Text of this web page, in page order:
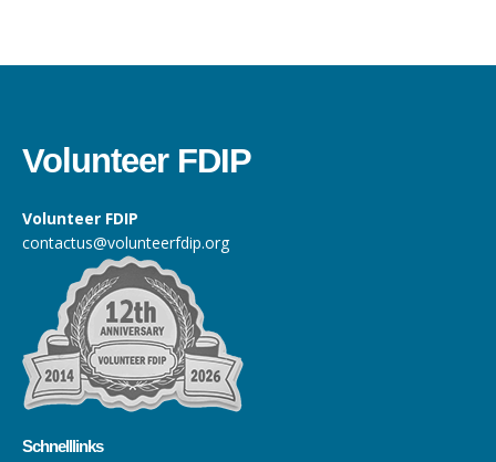
Volunteer FDIP
Volunteer FDIP
contactus@volunteerfdip.org
Schnelllinks